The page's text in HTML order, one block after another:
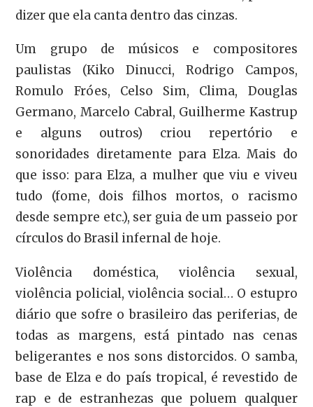
dizer que ela canta dentro das cinzas.
Um grupo de músicos e compositores
paulistas (Kiko Dinucci, Rodrigo Campos,
Romulo Fróes, Celso Sim, Clima, Douglas
Germano, Marcelo Cabral, Guilherme Kastrup
e alguns outros) criou repertório e
sonoridades diretamente para Elza. Mais do
que isso: para Elza, a mulher que viu e viveu
tudo (fome, dois filhos mortos, o racismo
desde sempre etc.), ser guia de um passeio por
círculos do Brasil infernal de hoje.
Violência doméstica, violência sexual,
violência policial, violência social… O estupro
diário que sofre o brasileiro das periferias, de
todas as margens, está pintado nas cenas
beligerantes e nos sons distorcidos. O samba,
base de Elza e do país tropical, é revestido de
rap e de estranhezas que poluem qualquer